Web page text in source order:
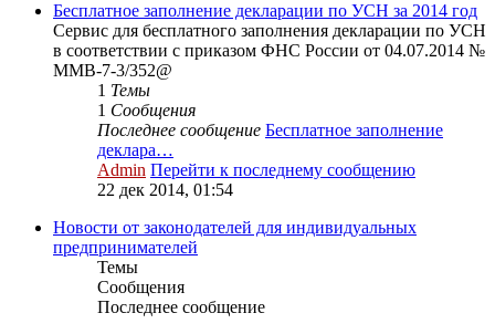
Бесплатное заполнение декларации по УСН за 2014 год
Сервис для бесплатного заполнения декларации по УСН
в соответствии с приказом ФНС России от 04.07.2014 №
ММВ-7-3/352@
1 Темы
1 Сообщения
Последнее сообщение Бесплатное заполнение
деклара…
Admin Перейти к последнему сообщению
22 дек 2014, 01:54
Новости от законодателей для индивидуальных
предпринимателей
Темы
Сообщения
Последнее сообщение